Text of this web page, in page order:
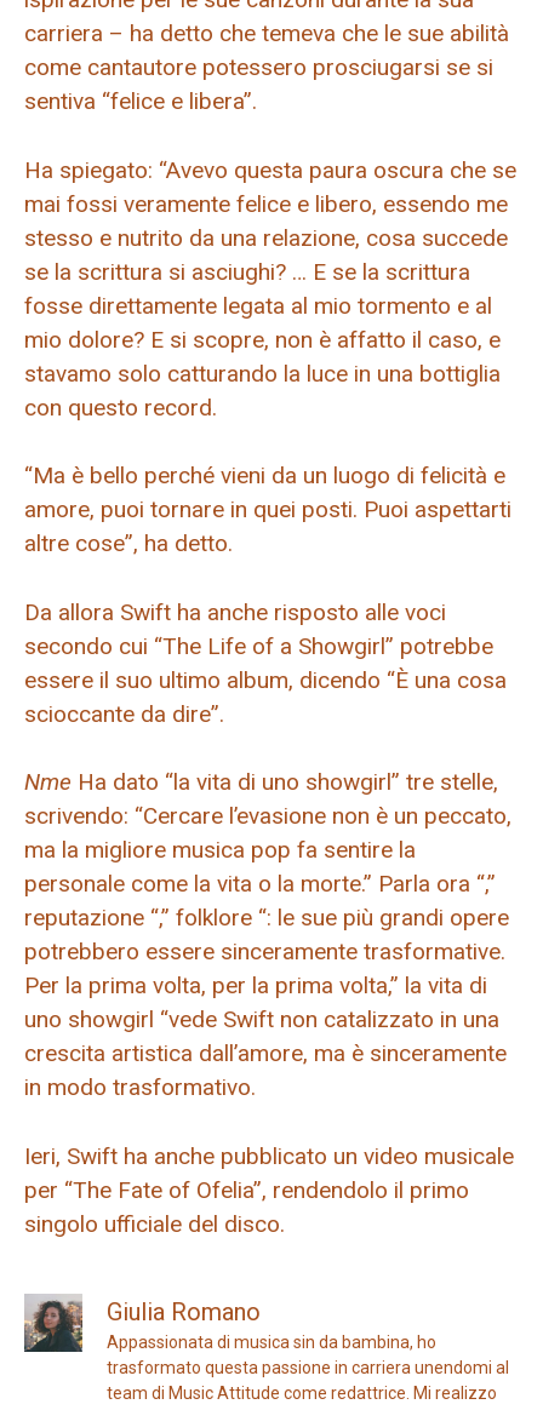
carriera – ha detto che temeva che le sue abilità
come cantautore potessero prosciugarsi se si
sentiva “felice e libera”.
Ha spiegato: “Avevo questa paura oscura che se
mai fossi veramente felice e libero, essendo me
stesso e nutrito da una relazione, cosa succede
se la scrittura si asciughi? … E se la scrittura
fosse direttamente legata al mio tormento e al
mio dolore? E si scopre, non è affatto il caso, e
stavamo solo catturando la luce in una bottiglia
con questo record.
“Ma è bello perché vieni da un luogo di felicità e
amore, puoi tornare in quei posti. Puoi aspettarti
altre cose”, ha detto.
Da allora Swift ha anche risposto alle voci
secondo cui “The Life of a Showgirl” potrebbe
essere il suo ultimo album, dicendo “È una cosa
scioccante da dire”.
Nme Ha dato “la vita di uno showgirl” tre stelle,
scrivendo: “Cercare l’evasione non è un peccato,
ma la migliore musica pop fa sentire la
personale come la vita o la morte.” Parla ora “,”
reputazione “,” folklore “: le sue più grandi opere
potrebbero essere sinceramente trasformative.
Per la prima volta, per la prima volta,” la vita di
uno showgirl “vede Swift non catalizzato in una
crescita artistica dall’amore, ma è sinceramente
in modo trasformativo.
Ieri, Swift ha anche pubblicato un video musicale
per “The Fate of Ofelia”, rendendolo il primo
singolo ufficiale del disco.
Giulia Romano
Appassionata di musica sin da bambina, ho
trasformato questa passione in carriera unendomi al
team di Music Attitude come redattrice. Mi realizzo